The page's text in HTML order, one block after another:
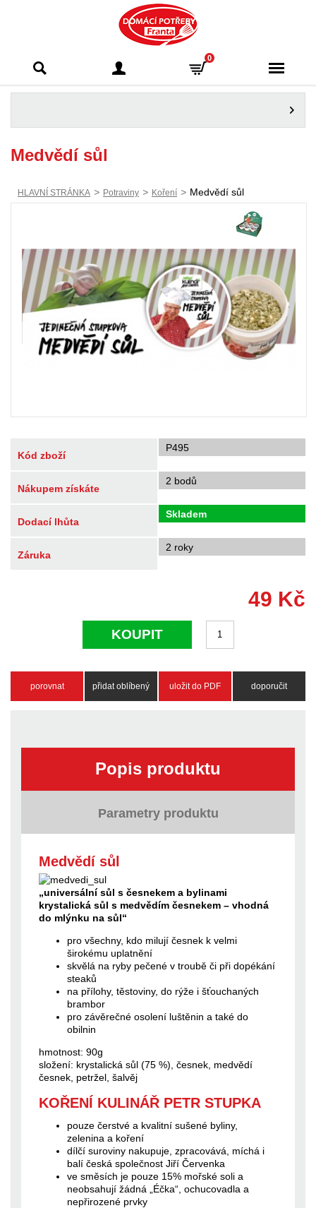
Franta - Příbram
0
Medvědí sůl
HLAVNÍ STRÁNKA > Potraviny > Koření > Medvědí sůl
Kód zboží
P495
Nákupem získáte
2 bodů
Dodací lhůta
Skladem
Záruka
2 roky
49 Kč
KOUPIT
porovnat přidat oblíbený uložit do PDF doporučit
Popis produktu
Parametry produktu
Medvědí sůl
„universální sůl s česnekem a bylinami
krystalická sůl s medvědím česnekem – vhodná
do mlýnku na sůl“
pro všechny, kdo milují česnek k velmi
širokému uplatnění
skvělá na ryby pečené v troubě či při dopékání
steaků
na přílohy, těstoviny, do rýže i šťouchaných
brambor
pro závěrečné osolení luštěnin a také do
obilnin
hmotnost: 90g
složení: krystalická sůl (75 %), česnek, medvědí
česnek, petržel, šalvěj
KOŘENÍ KULINÁŘ PETR STUPKA
pouze čerstvé a kvalitní sušené byliny,
zelenina a koření
dílčí suroviny nakupuje, zpracovává, míchá i
balí česká společnost Jiří Červenka
ve směsích je pouze 15% mořské soli a
neobsahují žádná „Éčka“, ochucovadla a
nepřirozené prvky